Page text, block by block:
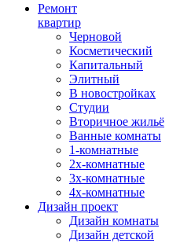
Ремонт
квартир
Черновой
Косметический
Капитальный
Элитный
В новостройках
Студии
Вторичное жильё
Ванные комнаты
1-комнатные
2х-комнатные
3х-комнатные
4х-комнатные
Дизайн проект
Дизайн комнаты
Дизайн детской